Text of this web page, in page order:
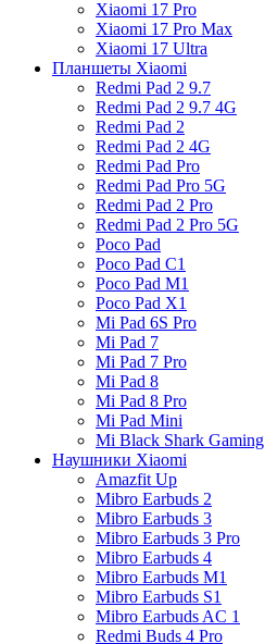
Xiaomi 17 Pro
Xiaomi 17 Pro Max
Xiaomi 17 Ultra
Планшеты Xiaomi
Redmi Pad 2 9.7
Redmi Pad 2 9.7 4G
Redmi Pad 2
Redmi Pad 2 4G
Redmi Pad Pro
Redmi Pad Pro 5G
Redmi Pad 2 Pro
Redmi Pad 2 Pro 5G
Poco Pad
Poco Pad C1
Poco Pad M1
Poco Pad X1
Mi Pad 6S Pro
Mi Pad 7
Mi Pad 7 Pro
Mi Pad 8
Mi Pad 8 Pro
Mi Pad Mini
Mi Black Shark Gaming
Наушники Xiaomi
Amazfit Up
Mibro Earbuds 2
Mibro Earbuds 3
Mibro Earbuds 3 Pro
Mibro Earbuds 4
Mibro Earbuds M1
Mibro Earbuds S1
Mibro Earbuds AC 1
Redmi Buds 4 Pro